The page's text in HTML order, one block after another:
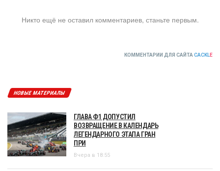
Никто ещё не оставил комментариев, станьте первым.
КОММЕНТАРИИ ДЛЯ САЙТА CACKLE
НОВЫЕ МАТЕРИАЛЫ
ГЛАВА Ф1 ДОПУСТИЛ
ВОЗВРАЩЕНИЕ В КАЛЕНДАРЬ
ЛЕГЕНДАРНОГО ЭТАПА ГРАН
ПРИ
Вчера в 18:55